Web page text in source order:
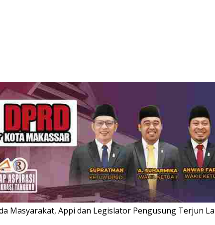
Masyarakat, Appi dan Legislator Pengusung Terjun